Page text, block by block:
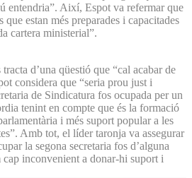
entendria”. Així, Espot va refermar que
que estan més preparades i capacitades
cartera ministerial”.
d’una qüestió que “cal acabar de
considera que “seria prou just i
de Sindicatura fos ocupada per un
tenint en compte que és la formació
i més suport popular a les
Amb tot, el líder taronja va assegurar
la segona secretaria fos d’alguna
inconvenient a donar-hi suport i